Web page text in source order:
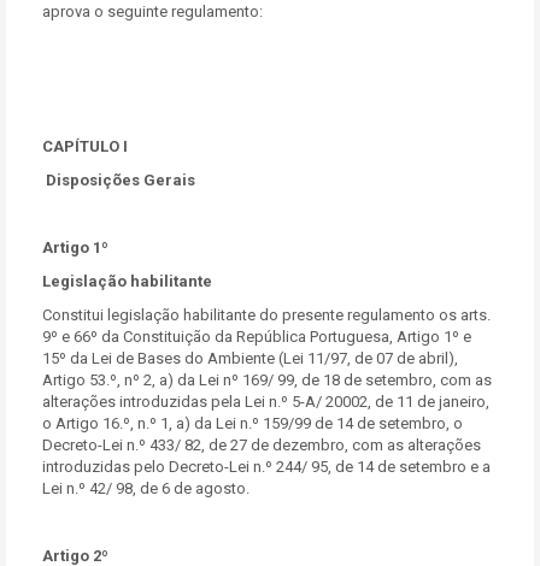
aprova o seguinte regulamento:
CAPÍTULO I
Disposições Gerais
Artigo 1º
Legislação habilitante
Constitui legislação habilitante do presente regulamento os arts.
9º e 66º da Constituição da República Portuguesa, Artigo 1º e
15º da Lei de Bases do Ambiente (Lei 11/97, de 07 de abril),
Artigo 53.º, nº 2, a) da Lei nº 169/ 99, de 18 de setembro, com as
alterações introduzidas pela Lei n.º 5-A/ 20002, de 11 de janeiro,
o Artigo 16.º, n.º 1, a) da Lei n.º 159/99 de 14 de setembro, o
Decreto-Lei n.º 433/ 82, de 27 de dezembro, com as alterações
introduzidas pelo Decreto-Lei n.º 244/ 95, de 14 de setembro e a
Lei n.º 42/ 98, de 6 de agosto.
Artigo 2º